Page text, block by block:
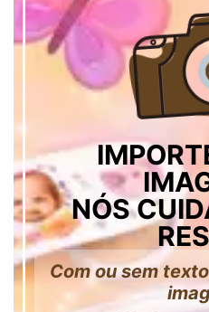
NÓS
Com ou sem